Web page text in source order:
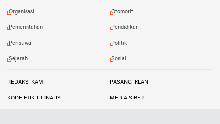
Organisasi Otomotif
Pemerintahan Pendidikan
Peristiwa Politik
Sejarah Sosial
REDAKSI KAMI PASANG IKLAN
KODE ETIK JURNALIS MEDIA SIBER